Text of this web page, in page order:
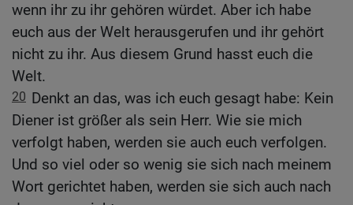
wenn ihr zu ihr gehören würdet. Aber ich habe
euch aus der Welt herausgerufen und ihr gehört
nicht zu ihr. Aus diesem Grund hasst euch die
Welt.
20 Denkt an das, was ich euch gesagt habe: Kein
Diener ist größer als sein Herr. Wie sie mich
verfolgt haben, werden sie auch euch verfolgen.
Und so viel oder so wenig sie sich nach meinem
Wort gerichtet haben, werden sie sich auch nach